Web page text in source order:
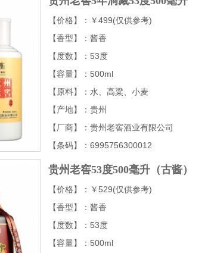
【价格】：￥499(仅供参考)
【香型】：酱香
【度数】：53度
【容量】：500ml
【原料】：水、高粱、小麦
【产地】：贵州
【厂商】：贵州老窖酒业有限公司
【条码】：6995756300012
贵州老窖53度500毫升（古酱）
【价格】：￥529(仅供参考)
【香型】：酱香
【度数】：53度
【容量】：500ml